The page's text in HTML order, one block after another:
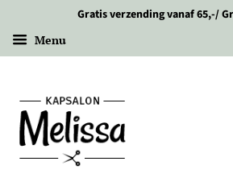
Gratis verzending vanaf 65,-/
Menu